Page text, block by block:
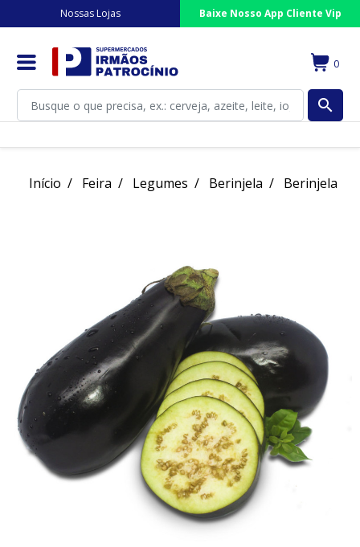
Nossas Lojas Baixe Nosso App Cliente Vip
0
search
Início Feira Legumes Berinjela Berinjela